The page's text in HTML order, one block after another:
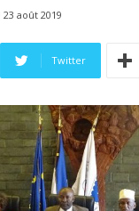
23 août 2019
Twitter